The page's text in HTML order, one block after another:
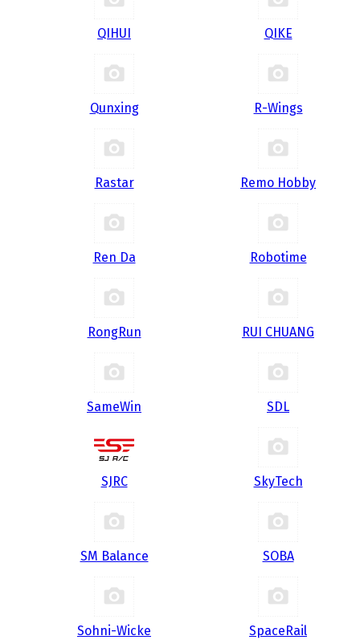
QIHUI QIKE
Qunxing R-Wings
Rastar Remo Hobby
Ren Da Robotime
RongRun RUI CHUANG
SameWin SDL
SJRC SkyTech
SM Balance SOBA
Sohni-Wicke SpaceRail